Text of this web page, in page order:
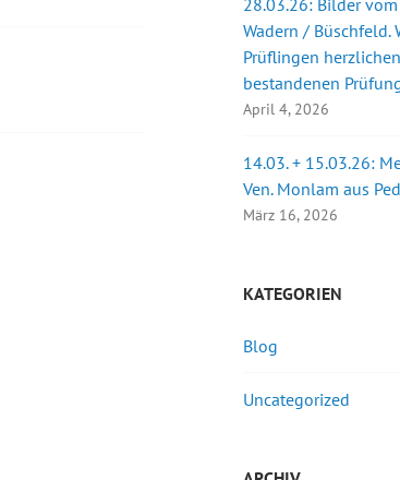
28.03.26: Bilder
Wadern / Büschfeld.
Prüflingen
bestandenen
April 4, 2026
14.03. + 15.03.26:
Ven. Monlam aus
März 16, 2026
KATEGORIEN
Blog
Uncategorized